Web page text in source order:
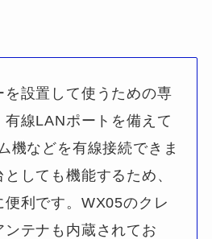
を設置して使うための専
有線LANポートを備えて
機などを有線接続できま
しても機能するため、
便利です。WX05のクレ
テナも内蔵されてお